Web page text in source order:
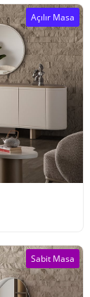
Açılır Masa
Sabit Masa